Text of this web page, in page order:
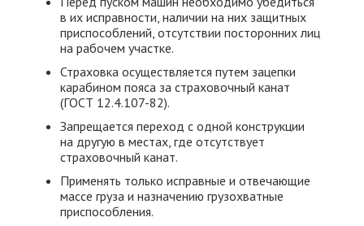
в их исправности, наличии на них защитных
приспособлений, отсутствии посторонних лиц
на рабочем участке.
Страховка осуществляется путем зацепки
карабином пояса за страховочный канат
(ГОСТ 12.4.107-82).
Запрещается переход с одной конструкции
на другую в местах, где отсутствует
страховочный канат.
Применять только исправные и отвечающие
массе груза и назначению грузохватные
приспособления.